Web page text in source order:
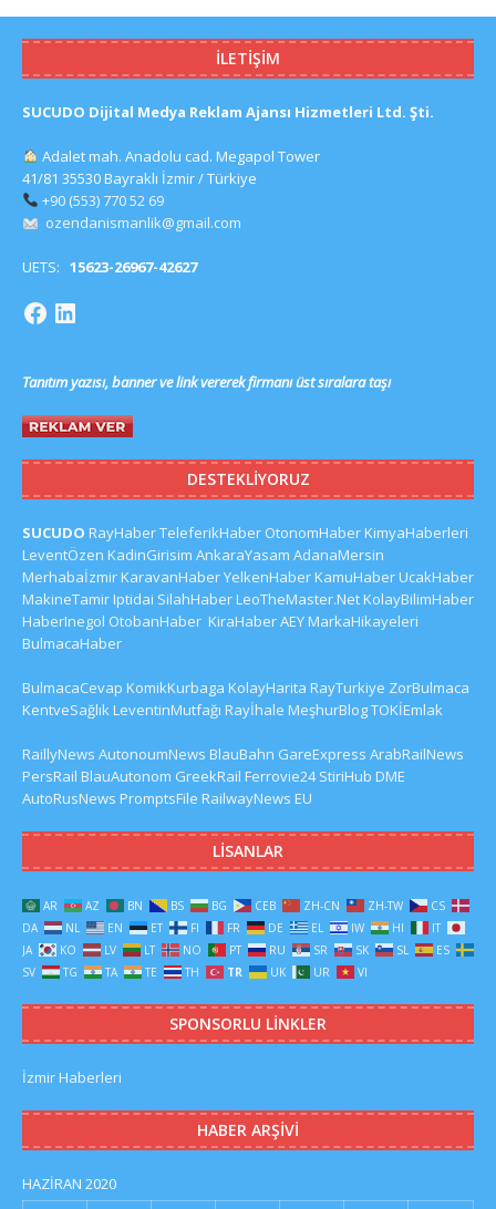
İLETIŞIM
SUCUDO Dijital Medya Reklam Ajansı Hizmetleri Ltd. Şti.
Adalet mah. Anadolu cad. Megapol Tower
41/81 35530 Bayraklı İzmir / Türkiye
+90 (553) 770 52 69
ozendanismanlik@gmail.com
UETS: 15623-26967-42627
Tanıtım yazısı, banner ve link vererek firmanı üst sıralara taşı
DESTEKLIYORUZ
SUCUDO RayHaberTeleferikHaber OtonomHaberKimyaHaberleri
LeventÖzen KadinGirisim AnkaraYasam AdanaMersin
MerhabaİzmirKaravanHaberYelkenHaberKamuHaberUcakHaber
MakineTamirIptidai SilahHaberLeoTheMaster.NetKolayBilimHaber
HaberInegol OtobanHaber KiraHaberAEYMarkaHikayeleri
BulmacaHaber
BulmacaCevap KomikKurbaga KolayHarita RayTurkiye ZorBulmaca
KentveSağlık LeventinMutfağı Rayİhale MeşhurBlogTOKİEmlak
RaillyNews AutonoumNews BlauBahn GareExpress ArabRailNews
PersRail BlauAutonom GreekRail Ferrovie24 StiriHub DME
AutoRusNews PromptsFile RailwayNews EU
LISANLAR
AR AZ BN BS BG CEB ZH-CN ZH-TW
CS
DA
NL EN ET FI FR DE EL IW HI
IT
JA
KO LV LT NO PT RU SR SK SL
ES
SV
TG TA TE TH TR UK UR VI
SPONSORLU LINKLER
İzmir Haberleri
HABER ARŞIVI
HAZIRAN 2020